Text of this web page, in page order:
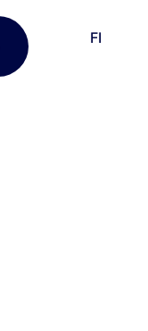
FI